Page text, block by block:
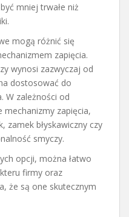
mniej trwałe niż
mogą różnić się
zapięcia.
wynosi zazwyczaj od
dostosować do
W zależności od
zapięcia,
zamek błyskawiczny czy
smyczy.
opcji, można łatwo
firmy oraz
że są one skutecznym